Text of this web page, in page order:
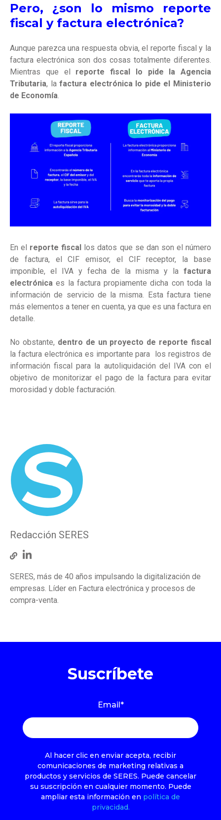
Pero, ¿son lo mismo reporte
fiscal y factura electrónica?
Aunque parezca una respuesta obvia, el reporte fiscal y la
factura electrónica son dos cosas totalmente diferentes.
Mientras que el reporte fiscal lo pide la Agencia
Tributaria, lafactura electrónica lo pide el Ministerio
de Economía.
En el reporte fiscal
los datos que se dan son el número
de factura, el CIF emisor, el CIF receptor, la base
imponible, el IVA y fecha de la misma y la factura
electrónica es la factura propiamente dicha con toda la
información de servicio de la misma. Esta factura tiene
más elementos a tener en cuenta, ya que es una factura en
detalle.
No obstante, dentro de un proyecto de reporte fiscal
la factura electrónica es importante para los registros de
información fiscal para la autoliquidación del IVA con el
objetivo de monitorizar el pago de la factura para evitar
morosidad y doble facturación.
Redacción SERES
SERES, más de 40 años impulsando la digitalización de
empresas. Líder en Factura electrónica y procesos de
compra-venta.
Suscríbete
Email*
Al hacer clic en enviar acepta, recibir
comunicaciones de marketing relativas a
productos y servicios de SERES. Puede cancelar
su suscripción en cualquier momento. Puede
ampliar esta información en política de
privacidad.